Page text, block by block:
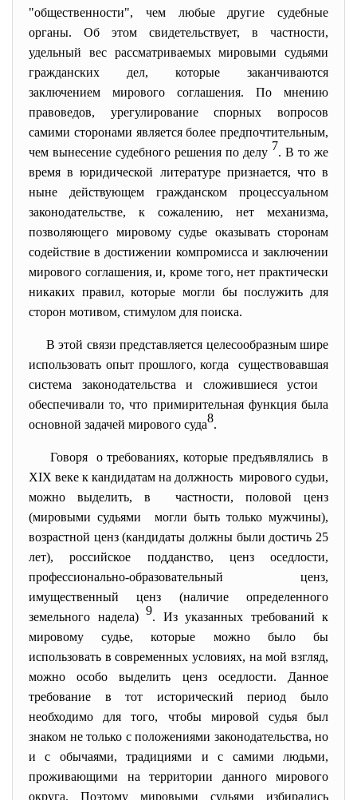
"общественности", чем любые другие судебные
органы. Об этом свидетельствует, в частности,
удельный вес рассматриваемых мировыми судьями
гражданских дел, которые заканчиваются
заключением мирового соглашения. По мнению
правоведов, урегулирование спорных вопросов
самими сторонами является более предпочтительным,
чем вынесение судебного решения по делу 7. В то же
время в юридической литературе признается, что в
ныне действующем гражданском процессуальном
законодательстве, к сожалению, нет механизма,
позволяющего мировому судье оказывать сторонам
содействие в достижении компромисса и заключении
мирового соглашения, и, кроме того, нет практически
никаких правил, которые могли бы послужить для
сторон мотивом, стимулом для поиска.
В этой связи представляется целесообразным шире
использовать опыт прошлого, когда существовавшая
система законодательства и сложившиеся устои
обеспечивали то, что примирительная функция была
основной задачей мирового суда8.
Говоря о требованиях, которые предъявлялись в
XIX веке к кандидатам на должность мирового судьи,
можно выделить, в частности, половой ценз
(мировыми судьями могли быть только мужчины),
возрастной ценз (кандидаты должны были достичь 25
лет), российское подданство, ценз оседлости,
профессионально-образовательный ценз,
имущественный ценз (наличие определенного
земельного надела) 9. Из указанных требований к
мировому судье, которые можно было бы
использовать в современных условиях, на мой взгляд,
можно особо выделить ценз оседлости. Данное
требование в тот исторический период было
необходимо для того, чтобы мировой судья был
знаком не только с положениями законодательства, но
и с обычаями, традициями и с самими людьми,
проживающими на территории данного мирового
округа. Поэтому мировыми судьями избирались